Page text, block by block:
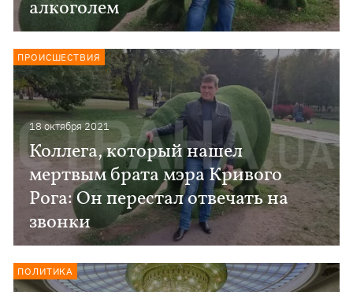
алкоголем
18 октября 2021
Коллега, который нашел
мертвым брата мэра Кривого
Рога: Он перестал отвечать на
звонки
ПРОИСШЕСТВИЯ
ПОЛИТИКА